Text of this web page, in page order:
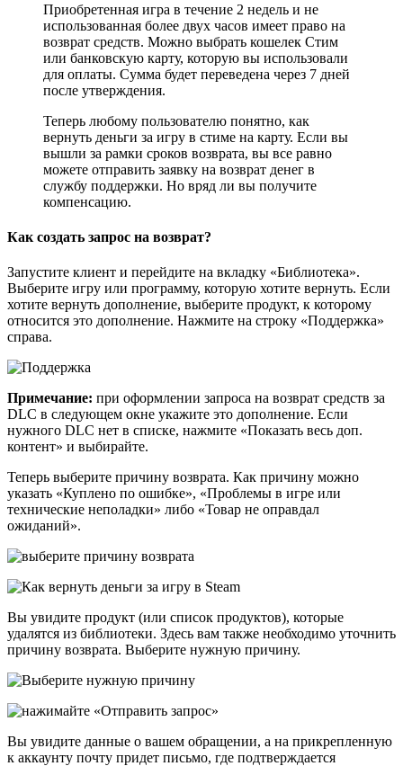
Приобретенная игра в течение 2 недель и не
использованная более двух часов имеет право на
возврат средств. Можно выбрать кошелек Стим
или банковскую карту, которую вы использовали
для оплаты. Сумма будет переведена через 7 дней
после утверждения.
Теперь любому пользователю понятно, как
вернуть деньги за игру в стиме на карту. Если вы
вышли за рамки сроков возврата, вы все равно
можете отправить заявку на возврат денег в
службу поддержки. Но вряд ли вы получите
компенсацию.
Как создать запрос на возврат?
Запустите клиент и перейдите на вкладку «Библиотека».
Выберите игру или программу, которую хотите вернуть. Если
хотите вернуть дополнение, выберите продукт, к которому
относится это дополнение. Нажмите на строку «Поддержка»
справа.
Примечание: при оформлении запроса на возврат средств за
DLC в следующем окне укажите это дополнение. Если
нужного DLC нет в списке, нажмите «Показать весь доп.
контент» и выбирайте.
Теперь выберите причину возврата. Как причину можно
указать «Куплено по ошибке», «Проблемы в игре или
технические неполадки» либо «Товар не оправдал
ожиданий».
Вы увидите продукт (или список продуктов), которые
удалятся из библиотеки. Здесь вам также необходимо уточнить
причину возврата. Выберите нужную причину.
Вы увидите данные о вашем обращении, а на прикрепленную
к аккаунту почту придет письмо, где подтверждается